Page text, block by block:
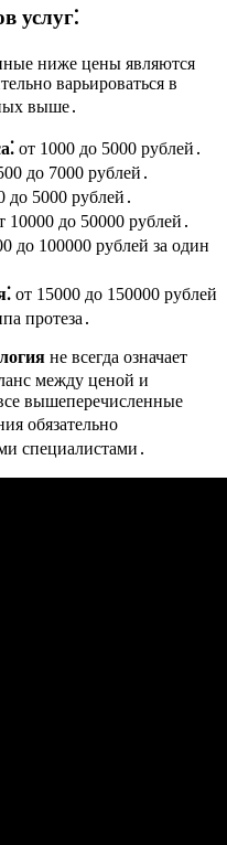
услуг⁚
ниже цены являются
варьироваться в
выше․
от 1000 до 5000 рублей․
до 7000 рублей․
до 5000 рублей․
10000 до 50000 рублей․
до 100000 рублей за один
от 15000 до 150000 рублей
протеза․
не всегда означает
между ценой и
вышеперечисленные
обязательно
специалистами․